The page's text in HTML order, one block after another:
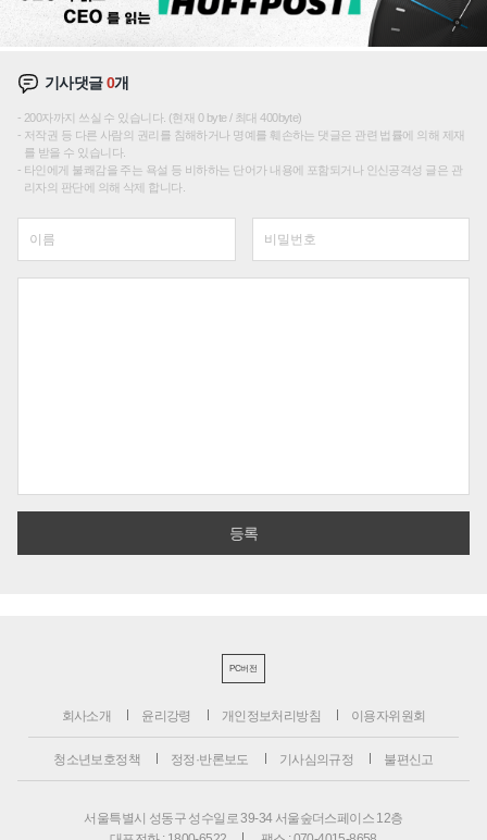
기사댓글0개
200자까지 쓰실 수 있습니다. (현재 0 byte / 최대 400byte)
저작권 등 다른 사람의 권리를 침해하거나 명예를 훼손하는 댓글은 관련 법률에 의해 제재
를 받을 수 있습니다.
타인에게 불쾌감을 주는 욕설 등 비하하는 단어가 내용에 포함되거나 인신공격성 글은 관
리자의 판단에 의해 삭제 합니다.
PC버전
회사소개 윤리강령 개인정보처리방침 이용자위원회
청소년보호정책 정정·반론보도 기사심의규정 불편신고
서울특별시 성동구 성수일로 39-34 서울숲더스페이스 12층